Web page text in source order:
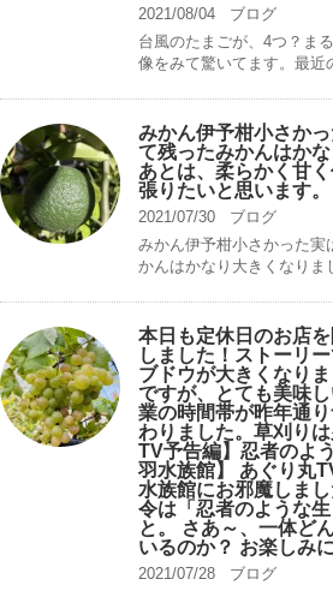
2021/08/04
ブログ
台風のたまごが、4つ？ま
像をみて驚いてます。最近
みかん伊予柑小さか
て残ったみかんはか
あとは、柔らかく甘
張りたいと思います。
2021/07/30
ブログ
みかん伊予柑小さかった実
かんはかなり大きくなりま
本日も定休日のお店
しました！ストーリ
ブドウが大きくなり
ですが、とても美味
業の時間帯が昨年通
わりました。草刈り
TV予告編】忍者のよ
羽水族館】 あぐり丸
水族館にお邪魔しま
令は「忍者のような
と。 さあ～、一体ど
いるのか？ お楽しみに
2021/07/28
ブログ